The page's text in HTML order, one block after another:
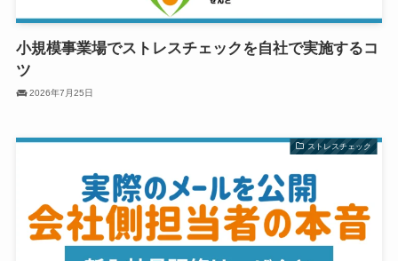
小規模事業場でストレスチェックを自社で実施するコ
ツ
2026年7月25日
ストレスチェック